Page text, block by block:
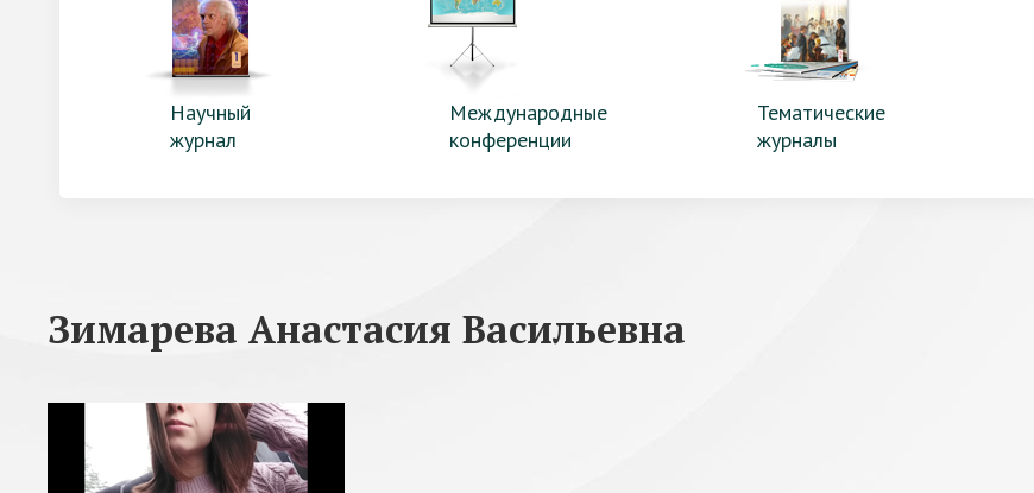
Научный
журнал
Международные
конференции
Тематические
журналы
Зимарева Анастасия Васильевна